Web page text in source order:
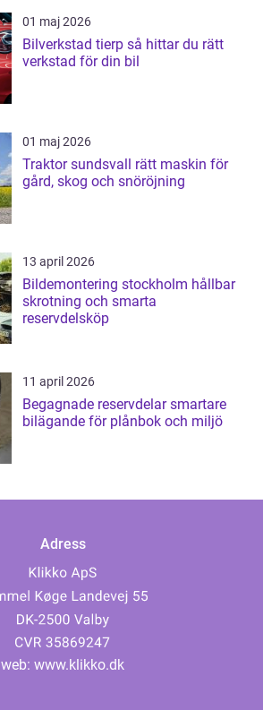
01 maj 2026
Bilverkstad tierp så hittar du rätt
verkstad för din bil
01 maj 2026
Traktor sundsvall rätt maskin för
gård, skog och snöröjning
13 april 2026
Bildemontering stockholm hållbar
skrotning och smarta
reservdelsköp
11 april 2026
Begagnade reservdelar smartare
bilägande för plånbok och miljö
Adress
web: www.klikko.dk